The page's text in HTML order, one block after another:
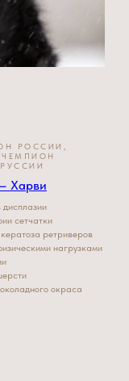
РОССИИ,
Харви
сетчатки
ретриверов
нагрузками
окраса